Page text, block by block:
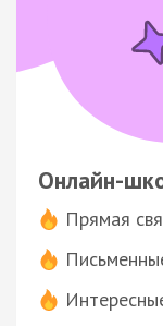
Онлайн-
Прямая